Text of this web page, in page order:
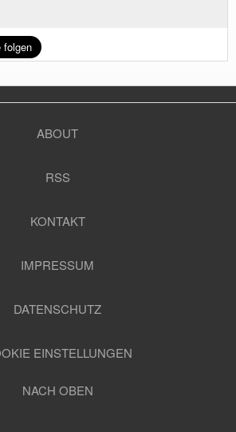
ABOUT
RSS
KONTAKT
IMPRESSUM
DATENSCHUTZ
EINSTELLUNGEN
NACH OBEN